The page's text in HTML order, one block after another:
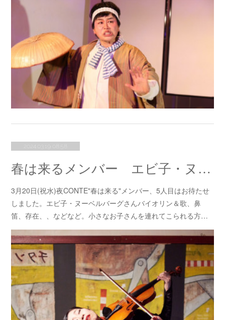
2024.03.19 08:58
春は来るメンバー エビ子・ヌーベルバーグさん
3月20日(祝水)夜CONTE"春は来る"メンバー、5人目はお待たせ
しました。エビ子・ヌーベルバーグさんバイオリン＆歌、鼻
笛、存在、、などなど。小さなお子さんを連れてこられる方…